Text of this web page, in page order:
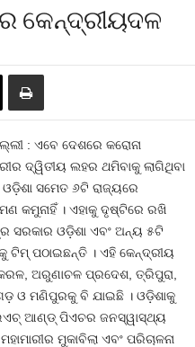
କେନ୍ଦ୍ରୀୟଦଳ
: ଏବେ ଦେଶରେ କରୋନା
ଦ୍ୱିତୀୟ ଲହର ଥମିବାକୁ ଲାଗିଥିବା
ଓଡ଼ିଶା ସମେତ ୬ଟି ରାଜ୍ୟରେ
କମୁନାହିଁ । ଏହାକୁ ଦୃଷ୍ଟିରେ ରଖି
ସରକାର ଓଡ଼ିଶା ଏବଂ ଅନ୍ୟ ୫ଟି
ଟିମ୍ ପଠାଇଛନ୍ତି । ଏହି କେନ୍ଦ୍ରୀୟ
ଅରୁଣାଚଳ ପ୍ରଦେଶ, ତ୍ରିପୁରା,
ଓ ମଣିପୁରକୁ ବି ଯାଇଛି । ଓଡ଼ିଶାକୁ
ଆଣ୍ଡ୍ ପିଏଚର ଜନସ୍ୱାସ୍ଥ୍ୟ
ମୁକାବିଲା ଏବଂ ପରିଚାଳନା